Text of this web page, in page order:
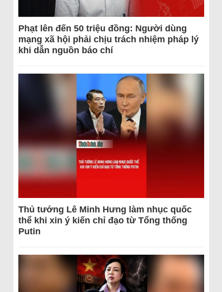
Phạt lên đến 50 triệu đồng: Người dùng
mạng xã hội phải chịu trách nhiệm pháp lý
khi dẫn nguồn báo chí
Thủ tướng Lê Minh Hưng làm nhục quốc
thể khi xin ý kiến chỉ đạo từ Tổng thống
Putin